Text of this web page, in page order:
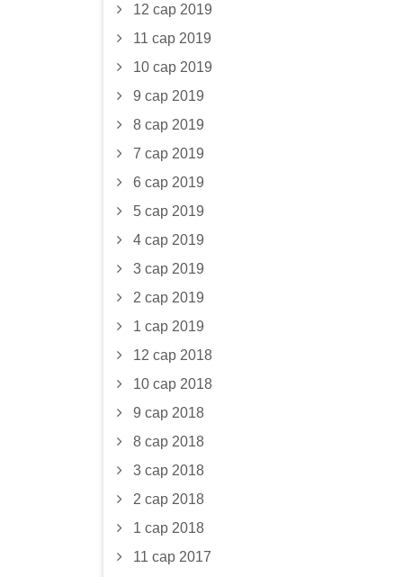
12 сар 2019
11 сар 2019
10 сар 2019
9 сар 2019
8 сар 2019
7 сар 2019
6 сар 2019
5 сар 2019
4 сар 2019
3 сар 2019
2 сар 2019
1 сар 2019
12 сар 2018
10 сар 2018
9 сар 2018
8 сар 2018
3 сар 2018
2 сар 2018
1 сар 2018
11 сар 2017